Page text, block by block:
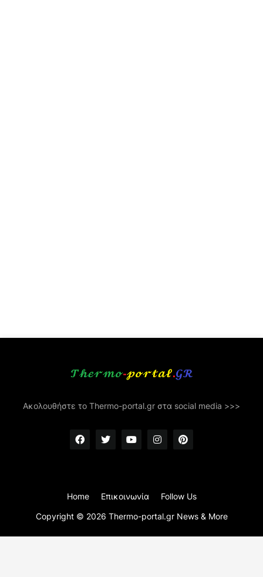
Ακολουθήστε το Thermo-portal.gr στα social media >>>
Copyright © 2026 Thermo-portal.gr News & More
Home Επικοινωνία Follow Us